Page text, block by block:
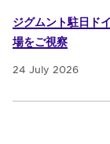
ジグムント駐日ド
場をご視察
24 July 2026